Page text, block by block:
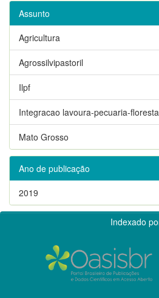
Assunto
Agricultura
Agrossilvipastoril
Ilpf
Integracao lavoura-pecuaria-floresta
Mato Grosso
Ano de publicação
2019
Indexado